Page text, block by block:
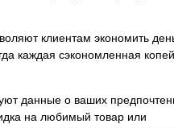
клиентам экономить
каждая сэкономленная
данные о ваших
на любимый товар или